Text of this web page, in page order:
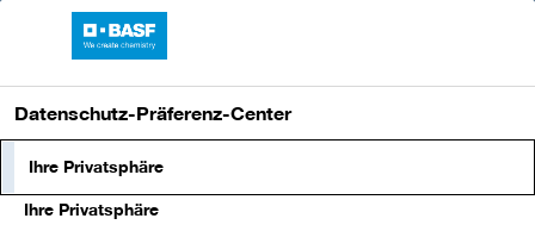
Datenschutz-Präferenz-Center
Ihre Privatsphäre
Ihre Privatsphäre